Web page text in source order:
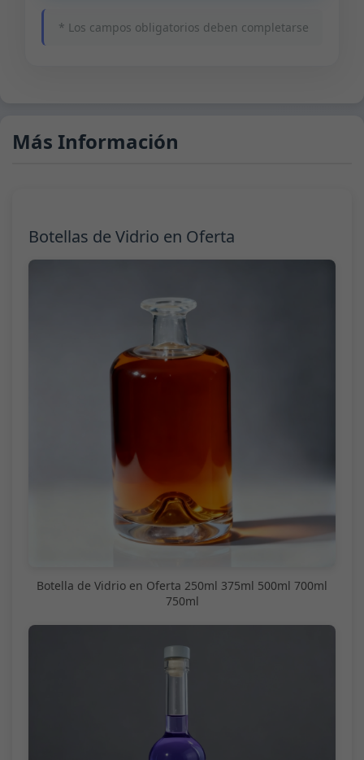
* Los campos obligatorios deben completarse
Más Información
Botellas de Vidrio en Oferta
Botella de Vidrio en Oferta 250ml 375ml 500ml 700ml
750ml